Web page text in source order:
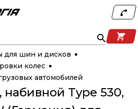
для шин и дисков
колес
автомобилей
набивной Type 530,